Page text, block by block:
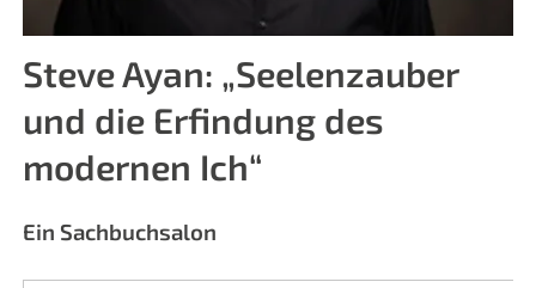
Steve Ayan: „Seelenzauber
und die Erfindung des
modernen Ich“
Ein Sachbuchsalon